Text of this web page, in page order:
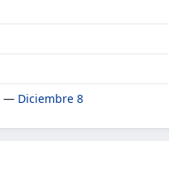
— Diciembre 8